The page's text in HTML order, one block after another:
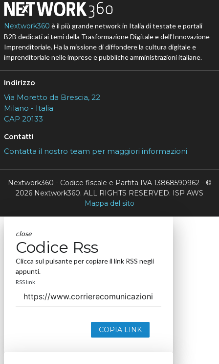
Nextwork360 è il più grande network in Italia di testate e portali
B2B dedicati ai temi della Trasformazione Digitale e dell’Innovazione
Imprenditoriale. Ha la missione di diffondere la cultura digitale e
imprenditoriale nelle imprese e pubbliche amministrazioni italiane.
Indirizzo
Via Moretto da Brescia, 22
Milano - Italia
CAP 20133
Contatti
Contatta il nostro team per maggiori informazioni
Nextwork360 - Codice fiscale e Partita IVA 13868590962 - ©
2026 Nextwork360. ALL RIGHTS RESERVED. ISP AWS
Mappa del sito
close
Codice Rss
Clicca sul pulsante per copiare il link RSS negli
appunti.
RSS link
COPIA LINK